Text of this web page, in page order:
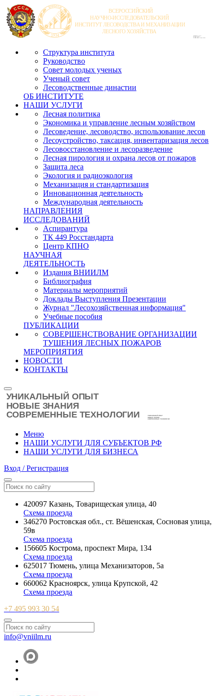
Структура института
Руководство
Совет молодых ученых
Ученый совет
Лесоводственные династии
ОБ ИНСТИТУТЕ
НАШИ УСЛУГИ
Лесная политика
Экономика и управление лесным хозяйством
Лесоведение, лесоводство, использование лесов
Лесоустройство, таксация, инвентаризация лесов
Лесовосстановление и лесоразведение
Лесная пирология и охрана лесов от пожаров
Защита леса
Экология и радиоэкология
Механизация и стандартизация
Инновационная деятельность
Международная деятельность
НАПРАВЛЕНИЯ
ИССЛЕДОВАНИЙ
Аспирантура
ТК 449 Росстандарта
Центр КПНО
НАУЧНАЯ
ДЕЯТЕЛЬНОСТЬ
Издания ВНИИЛМ
Библиография
Материалы мероприятий
Доклады Выступления Презентации
Журнал "Лесохозяйственная информация"
Учебные пособия
ПУБЛИКАЦИИ
СОВЕРШЕНСТВОВАНИЕ ОРГАНИЗАЦИИ
ТУШЕНИЯ ЛЕСНЫХ ПОЖАРОВ
МЕРОПРИЯТИЯ
НОВОСТИ
КОНТАКТЫ
Меню
НАШИ УСЛУГИ ДЛЯ СУБЪЕКТОВ РФ
НАШИ УСЛУГИ ДЛЯ БИЗНЕСА
Вход / Регистрация
420097 Казань, Товарищеская улица, 40
Схема проезда
346270 Ростовская обл., ст. Вёшенская, Сосновая улица,
59в
Схема проезда
156605 Кострома, проспект Мира, 134
Схема проезда
625017 Тюмень, улица Механизаторов, 5а
Схема проезда
660062 Красноярск, улица Крупской, 42
Схема проезда
+7 495 993 30 54
info@vniilm.ru